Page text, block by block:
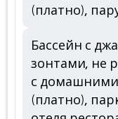
(платно),
Бассейн с
зонтами, не
с
(платно),